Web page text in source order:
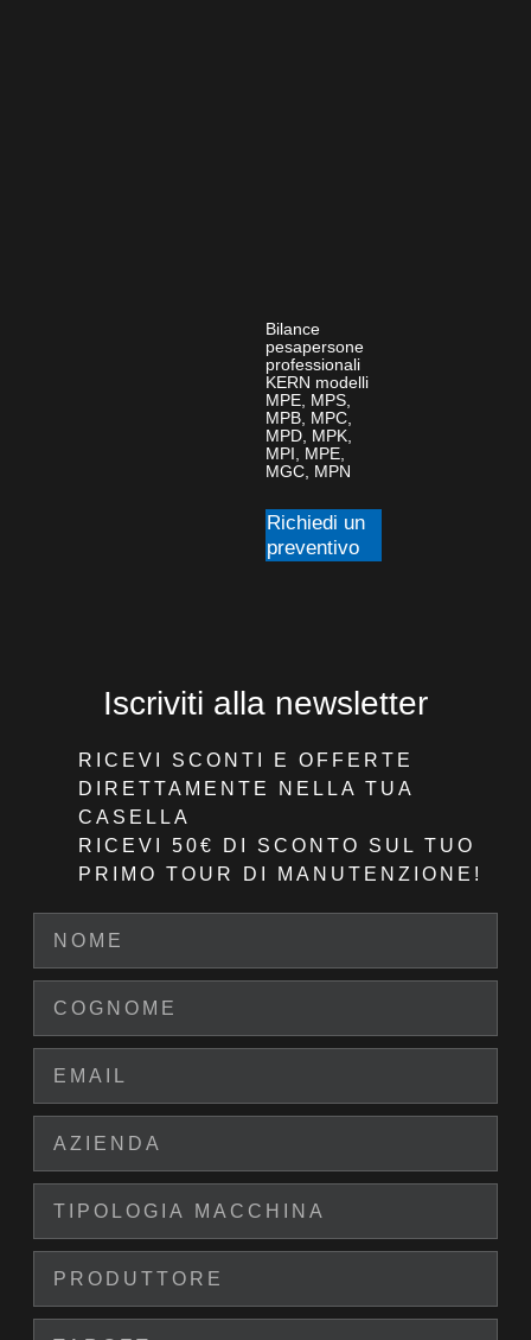
Bilance
pesapersone
professionali
KERN modelli
MPE, MPS,
MPB, MPC,
MPD, MPK,
MPI, MPE,
MGC, MPN
Richiedi un
preventivo
Iscriviti alla newsletter
RICEVI SCONTI E OFFERTE
DIRETTAMENTE NELLA TUA
CASELLA
RICEVI 50€ DI SCONTO
SUL TUO
PRIMO TOUR DI MANUTENZIONE!